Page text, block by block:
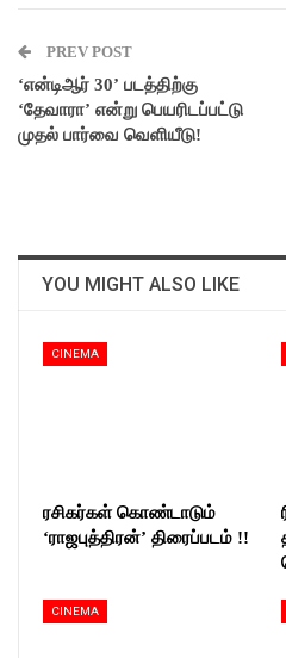
PREV POST
‘என்டிஆர் 30’ படத்திற்கு
‘தேவாரா’ என்று பெயரிடப்பட்டு
முதல் பார்வை வெளியீடு!
YOU MIGHT ALSO LIKE
CINEMA
ரசிகர்கள் கொண்டாடும்
‘ராஜபுத்திரன்’ திரைப்படம் !!
CINEMA